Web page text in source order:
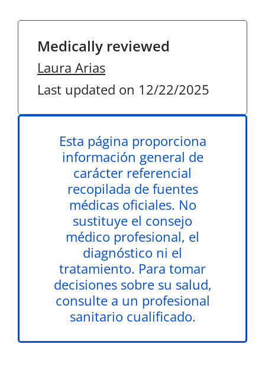
Medically reviewed
Laura Arias
Last updated on 12/22/2025
Esta página proporciona
información general de
carácter referencial
recopilada de fuentes
médicas oficiales. No
sustituye el consejo
médico profesional, el
diagnóstico ni el
tratamiento. Para tomar
decisiones sobre su salud,
consulte a un profesional
sanitario cualificado.